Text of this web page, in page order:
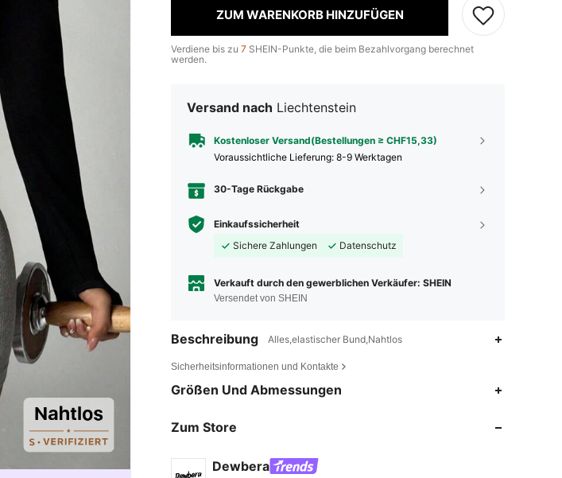
ZUM WARENKORB HINZUFÜGEN
Verdiene bis zu 7 SHEIN-Punkte, die beim Bezahlvorgang berechnet
werden.
Versand nach Liechtenstein
Kostenloser Versand(Bestellungen ≥ CHF15,33)
Voraussichtliche Lieferung: 8-9 Werktagen
30-Tage Rückgabe
Einkaufssicherheit
Sichere Zahlungen
Datenschutz
Verkauft durch den gewerblichen Verkäufer: SHEIN
Versendet von SHEIN
Beschreibung Alles,elastischer Bund,Nahtlos
Sicherheitsinformationen und Kontakte
Größen Und Abmessungen
Zum Store
Dewbera
4,79 2.5K